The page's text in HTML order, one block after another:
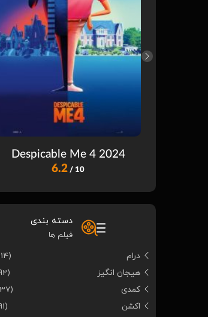
Despicable Me 4 2024
6.2 / 10
دسته بندی
فیلم ها
درام
(5514)
هیجان انگیز
(3092)
کمدی
(2837)
اکشن
(2691)